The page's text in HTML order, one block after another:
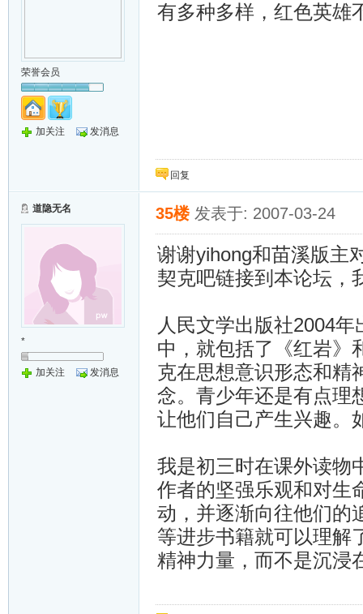
荣誉会员
加关注 发消息
有多种多样，红色英雄
回复
道隐无名
*
加关注 发消息
35楼 发表于: 2007-03-24
谢谢yihong和苗溪版主
契克吧链接到本论坛，
人民文学出版社2004
中，就包括了《红岩》
克在思想意识形态和精
念。青少年还是有点理
让他们自己产生兴趣。
我是初三时在课外读物
作者的坚强乐观和对生
动，并逐渐向往他们的
等进步书籍就可以理解
精神力量，而不是沉浸